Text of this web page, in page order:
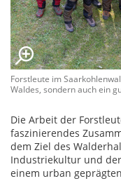
Forstleute im
Waldes, sondern auch ein
Die Arbeit der
faszinierendes
dem Ziel des
Industriekultur und
einem urban